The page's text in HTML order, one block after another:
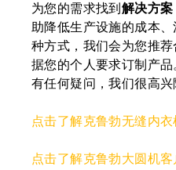
为您的需求找到解决方案
助降低生产设施的成本
种方式，我们会为您推
据您的个人要求订制产
有任何疑问，我们很高兴
点击了解克鲁勃无缝内衣
点击了解克鲁勃大圆机客